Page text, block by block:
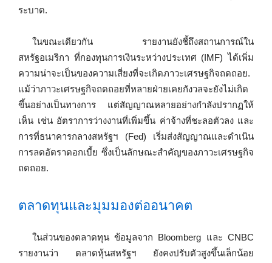
ระบาด.
ในขณะเดียวกัน รายงานยังชี้ถึงสถานการณ์ใน
สหรัฐอเมริกา ที่กองทุนการเงินระหว่างประเทศ (IMF) ได้เพิ่ม
ความน่าจะเป็นของความเสี่ยงที่จะเกิดภาวะเศรษฐกิจถดถอย.
แม้ว่าภาวะเศรษฐกิจถดถอยที่หลายฝ่ายเคยกังวลจะยังไม่เกิด
ขึ้นอย่างเป็นทางการ แต่สัญญาณหลายอย่างกำลังปรากฏให้
เห็น เช่น อัตราการว่างงานที่เพิ่มขึ้น ค่าจ้างที่ชะลอตัวลง และ
การที่ธนาคารกลางสหรัฐฯ (Fed) เริ่มส่งสัญญาณและดำเนิน
การลดอัตราดอกเบี้ย ซึ่งเป็นลักษณะสำคัญของภาวะเศรษฐกิจ
ถดถอย.
ตลาดทุนและมุมมองต่ออนาคต
ในส่วนของตลาดทุน ข้อมูลจาก Bloomberg และ CNBC
รายงานว่า ตลาดหุ้นสหรัฐฯ ยังคงปรับตัวสูงขึ้นเล็กน้อย